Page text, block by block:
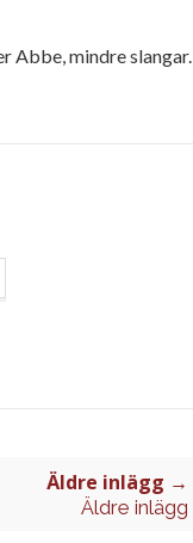
Abbe, mindre slangar.
Äldre inlägg →
Äldre inlägg